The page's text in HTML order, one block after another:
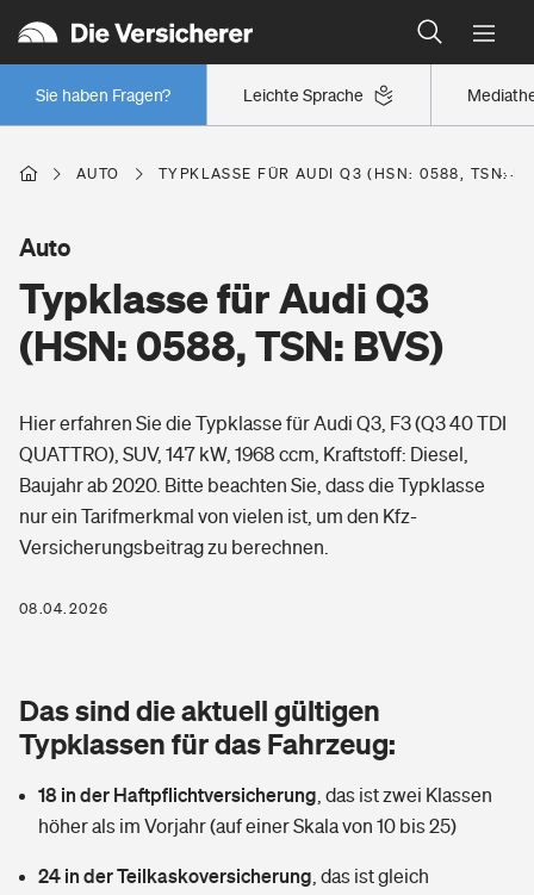
Leichte Sprache
Sie haben Fragen?
Wer versichert was: Jetzt Versicherer finden
Regionalklassen: So ist Ihre Region eingestuft
Wer versichert was: Jetzt Versicherer finden
Berufsunfähigkeitsversicherung
Erwerbsunfähigkeitsversicherung
Grundfähigkeitsversicherung
Arbeitsrechtsschutz
Berufshaftpflichtversicherung
Zur Übersicht
Tools
Wer versichert was: Jetzt Versicherer finden
Wohnen
Glasversicherung
Mietkautionsversicherung
Freizeit
Pri­vate Haft­pflicht­
Kinderunfall­ver­si­che­rung
Kinderinvalidität
Reiseversicherung
Gesundheit
Private Krankenversicherung
Dread-Disease-Versicherung
Tierkrankenversicherung
AUTO TYPKLASSE FÜR AUDI Q3 (HSN: 0588, TSN:
Typklasse für Audi Q3
(HSN: 0588, TSN: BVS)
Auto
Hier erfahren Sie die Typklasse für Audi Q3, F3 (Q3 40 TDI
QUATTRO), SUV, 147 kW, 1968 ccm, Kraftstoff: Diesel,
Baujahr ab 2020. Bitte beachten Sie, dass die Typklasse
nur ein Tarifmerkmal von vielen ist, um den Kfz-
Versicherungsbeitrag zu berechnen.
08.04.2026
Das sind die aktuell gültigen
Typklassen für das Fahrzeug:
18 in der Haftpflichtversicherung das ist zwei Klassen
höher als im Vorjahr (auf einer Skala von 10 bis 25)
24 in der Teilkaskoversicherung das ist gleich